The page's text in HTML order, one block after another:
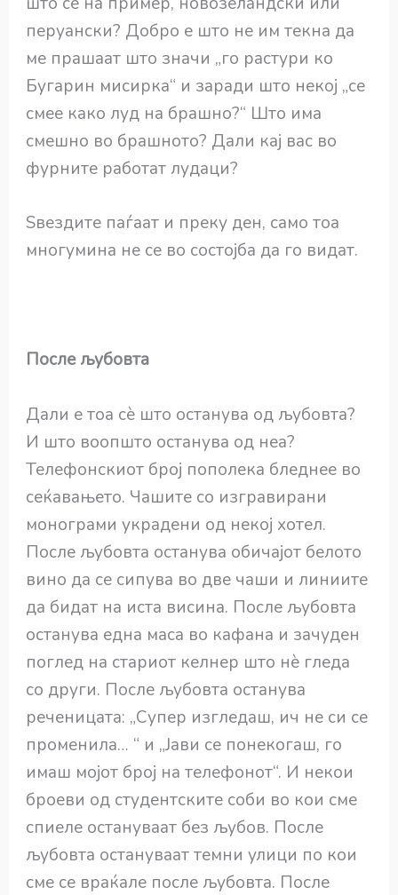
перуански? Добро е што не им текна да
ме прашаат што значи „го растури ко
Бугарин мисирка“ и заради што некој „се
смее како луд на брашно?“ Што има
смешно во брашното? Дали кај вас во
фурните работат лудаци?
Ѕвездите паѓаат и преку ден, само тоа
многумина не се во состојба да го видат.
После љубовта
Дали е тоа сѐ што останува од љубовта?
И што воопшто останува од неа?
Телефонскиот број пополека бледнее во
сеќавањето. Чашите со изгравирани
монограми украдени од некој хотел.
После љубовта останува обичајот белото
вино да се сипува во две чаши и линиите
да бидат на иста висина. После љубовта
останува една маса во кафана и зачуден
поглед на стариот келнер што нѐ гледа
со други. После љубовта останува
реченицата: „Супер изгледаш, ич не си се
променила… “ и „Јави се понекогаш, го
имаш мојот број на телефонот“. И некои
броеви од студентските соби во кои сме
спиеле остануваат без љубов. После
љубовта остануваат темни улици по кои
сме се враќале после љубовта. После